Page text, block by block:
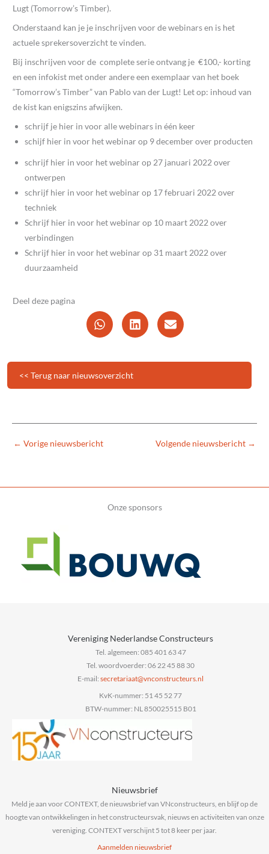
Lugt (Tomorrow’s Timber).
Onderstaand kan je je inschrijven voor de webinars en is het
actuele sprekersoverzicht te vinden.
Bij inschrijven voor de complete serie ontvang je €100,- korting
en een infokist met onder andere een exemplaar van het boek
“Tomorrow’s Timber” van Pablo van der Lugt! Let op: inhoud van
de kist kan enigszins afwijken.
schrijf je hier in voor alle webinars in één keer
schijf hier in voor het webinar op 9 december over producten
schrijf hier in voor het webinar op 27 januari 2022 over
ontwerpen
schrijf hier in voor het webinar op 17 februari 2022 over
techniek
Schrijf hier in voor het webinar op 10 maart 2022 over
verbindingen
Schrijf hier in voor het webinar op 31 maart 2022 over
duurzaamheid
Deel deze pagina
<< Terug naar nieuwsoverzicht
← Vorige nieuwsbericht Volgende nieuwsbericht →
Onze sponsors
Vereniging Nederlandse Constructeurs
Tel. algemeen: 085 401 63 47
Tel. woordvoerder: 06 22 45 88 30
E-mail:
ln.sruetcurtsnocnv
@taairaterces
KvK-nummer: 51 45 52 77
BTW-nummer: NL 850025515 B01
Nieuwsbrief
Meld je aan voor CONTEXT, de nieuwsbrief van VNconstructeurs, en blijf op de
hoogte van ontwikkelingen in het constructeursvak, nieuws en activiteiten van onze
vereniging. CONTEXT verschijnt 5 tot 8 keer per jaar.
Aanmelden nieuwsbrief